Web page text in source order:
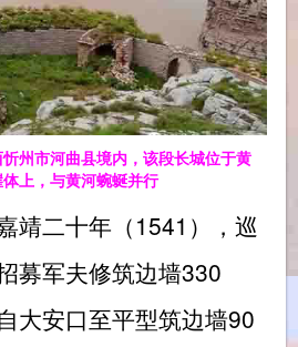
州市河曲县境内，该段长城位于黄
上，与黄河蜿蜒并行
靖二十年（1541），巡
募军夫修筑边墙330
大安口至平型筑边墙90